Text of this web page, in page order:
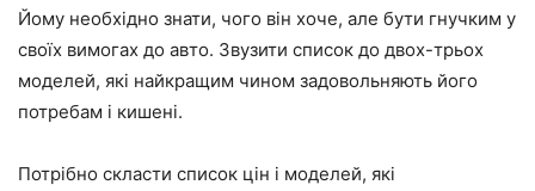
Йому необхідно знати, чого він хоче, але бути гнучким у
своїх вимогах до авто. Звузити список до двох-трьох
моделей, які найкращим чином задовольняють його
потребам і кишені.
Потрібно скласти список цін і моделей, які